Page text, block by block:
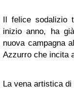
Il felice sodalizio
inizio anno, ha
nuova campagna
Azzurro che incita
La vena artistica